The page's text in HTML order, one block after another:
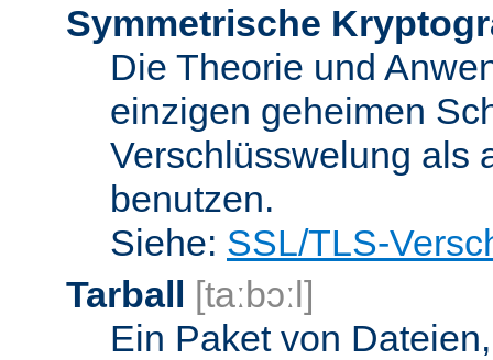
Symmetrische
Die Theorie und
einzigen geheimen
Verschlüsswelung als
benutzen.
Siehe: SSL/TLS-
Tarball [taːbɔːl]
Ein Paket von